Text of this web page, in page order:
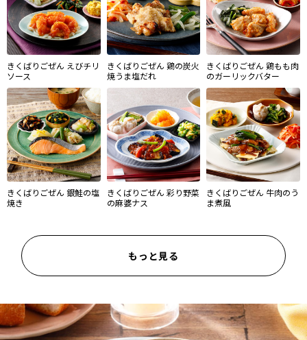
きくばりごぜん えびチリ
ソース
きくばりごぜん 鶏の炭火
焼うま塩だれ
きくばりごぜん 鶏もも肉
のガーリックバター
きくばりごぜん 銀鮭の塩
焼き
きくばりごぜん 彩り野菜
の麻婆ナス
きくばりごぜん 牛肉のう
ま煮風
もっと見る